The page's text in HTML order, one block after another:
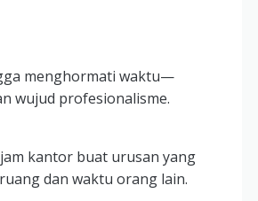
menghormati waktu—
wujud profesionalisme.
kantor buat urusan yang
dan waktu orang lain.